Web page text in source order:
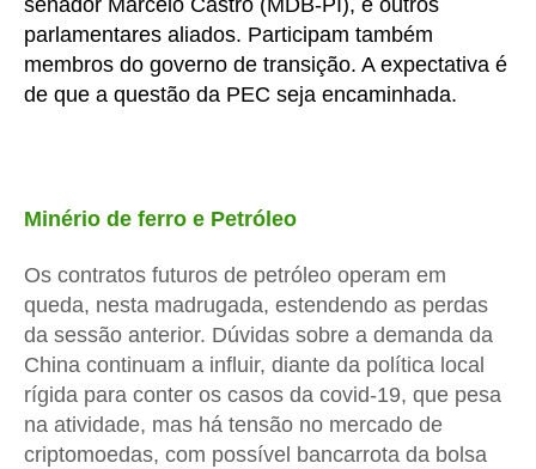
senador Marcelo Castro (MDB-PI), e outros
parlamentares aliados. Participam também
membros do governo de transição. A expectativa é
de que a questão da PEC seja encaminhada.
Minério de ferro e Petróleo
Os contratos futuros de petróleo operam em
queda, nesta madrugada, estendendo as perdas
da sessão anterior. Dúvidas sobre a demanda da
China continuam a influir, diante da política local
rígida para conter os casos da covid-19, que pesa
na atividade, mas há tensão no mercado de
criptomoedas, com possível bancarrota da bolsa